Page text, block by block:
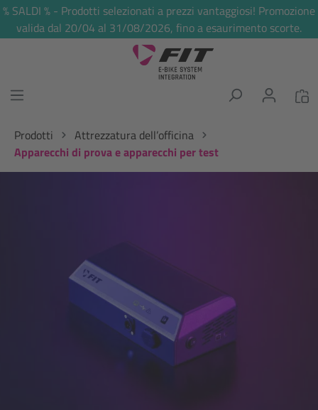
principale
% SALDI % - Prodotti selezionati a prezzi vantaggiosi! Promozione
valida dal 20/04 al 31/08/2026, fino a esaurimento scorte.
Prodotti
Attrezzatura dell’officina
Apparecchi di prova e apparecchi per test